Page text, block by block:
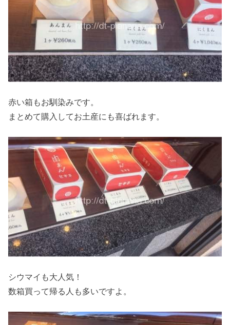
赤い箱もお馴染みです。
まとめて購入してお土産にも喜ばれます。
シウマイも大人気！
数箱買って帰る人も多いですよ。